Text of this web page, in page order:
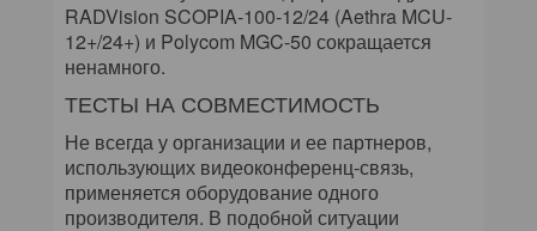
RADVision SCOPIA-100-12/24 (Aethra MCU-
12+/24+) и Polycom MGC-50 сокращается
ненамного.
ТЕСТЫ НА СОВМЕСТИМОСТЬ
Не всегда у организации и ее партнеров,
использующих видеоконференц-связь,
применяется оборудование одного
производителя. В подобной ситуации